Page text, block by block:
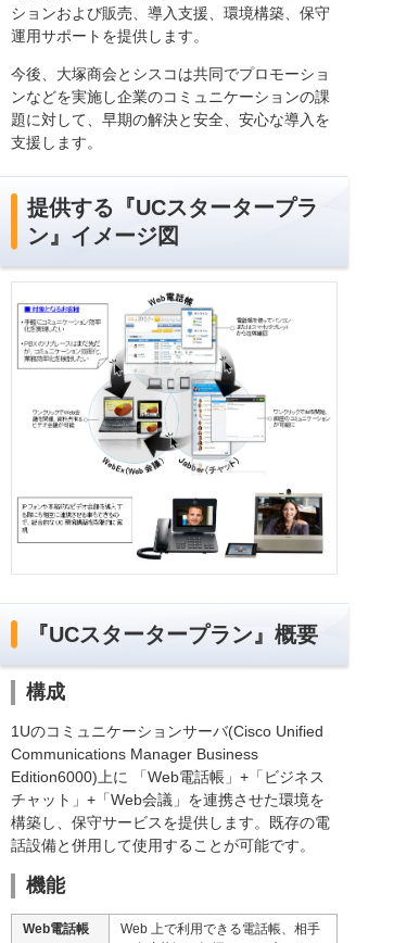
ションおよび販売、導入支援、環境構築、保守
運用サポートを提供します。
今後、大塚商会とシスコは共同でプロモーショ
ンなどを実施し企業のコミュニケーションの課
題に対して、早期の解決と安全、安心な導入を
支援します。
提供する『UCスタータープラ
ン』イメージ図
『UCスタータープラン』概要
構成
1Uのコミュニケーションサーバ(Cisco Unified
Communications Manager Business
Edition6000)上に 「Web電話帳」+「ビジネス
チャット」+「Web会議」を連携させた環境を
構築し、保守サービスを提供します。既存の電
話設備と併用して使用することが可能です。
機能
Web電話帳
Web 上で利用できる電話帳、相手